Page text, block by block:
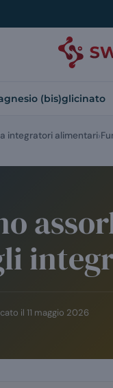
(bis)glicinato
il 11 maggio 2026
integratori alimentari